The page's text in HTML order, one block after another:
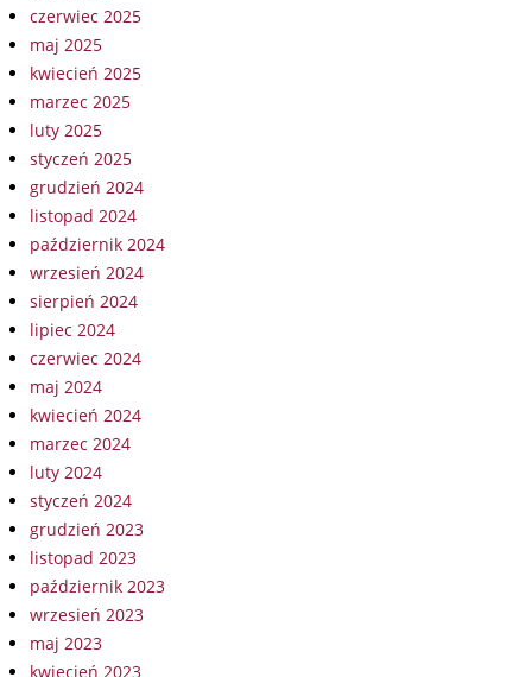
czerwiec 2025
maj 2025
kwiecień 2025
marzec 2025
luty 2025
styczeń 2025
grudzień 2024
listopad 2024
październik 2024
wrzesień 2024
sierpień 2024
lipiec 2024
czerwiec 2024
maj 2024
kwiecień 2024
marzec 2024
luty 2024
styczeń 2024
grudzień 2023
listopad 2023
październik 2023
wrzesień 2023
maj 2023
kwiecień 2023